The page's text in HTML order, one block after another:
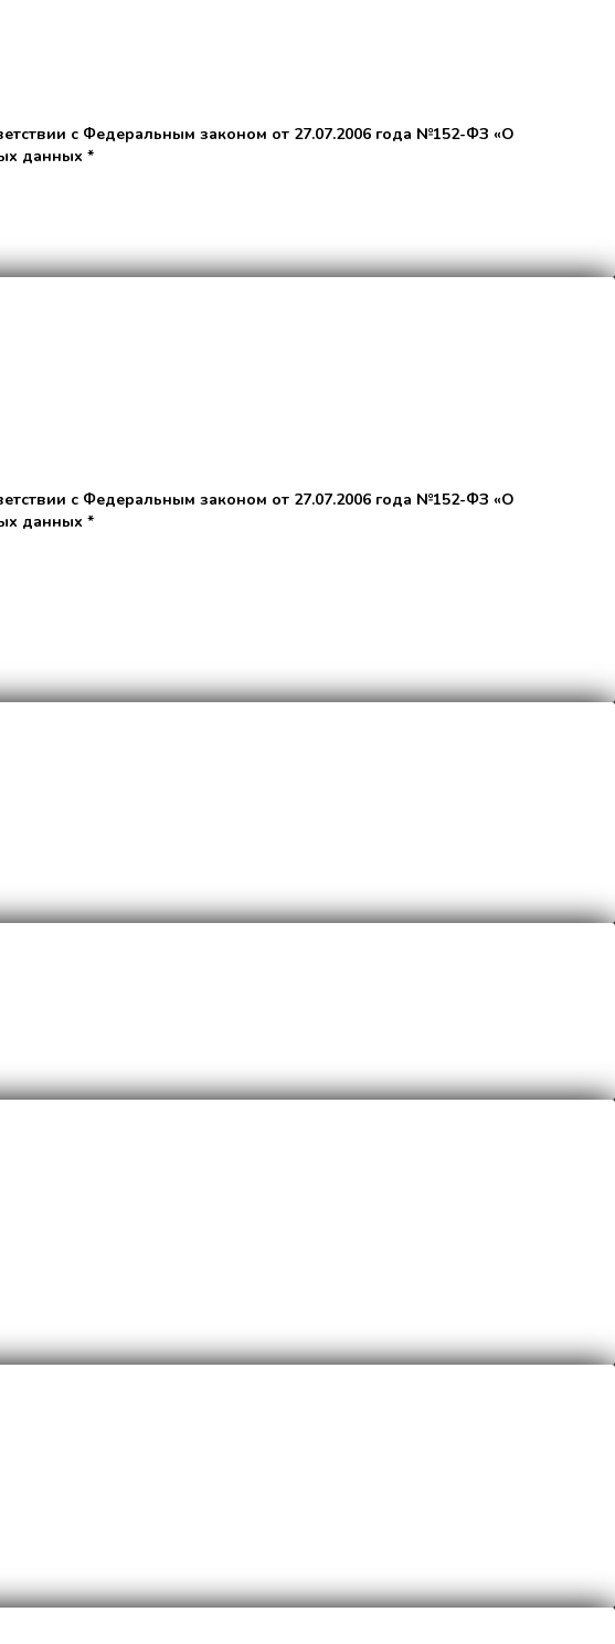
с Федеральным законом от 27.07.2006 года №152-ФЗ «О
данных *
с Федеральным законом от 27.07.2006 года №152-ФЗ «О
данных *